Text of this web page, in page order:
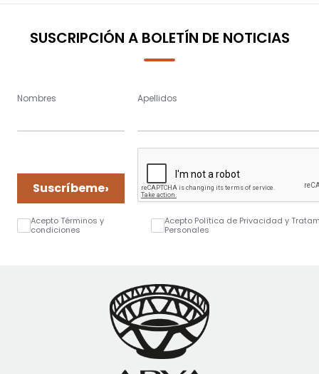
SUSCRIPCIÓN A BOLETÍN DE NOTICIAS
Nombres Apellidos
Suscríbeme›
Acepto Términos y
condiciones
Acepto Política de Privacidad y
Personales